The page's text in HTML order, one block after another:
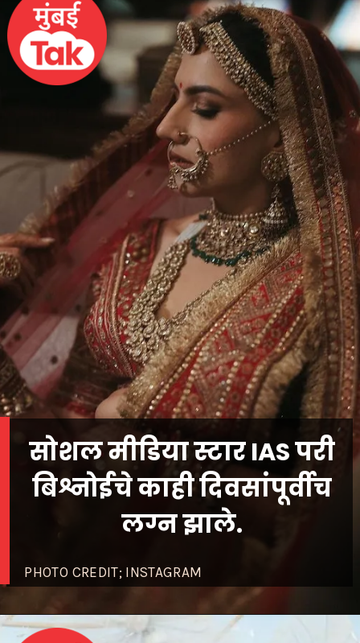
PHOTO CREDIT; INSTAGRAM
सोशल मीडिया स्टार IAS परी
बिश्नोईचे काही दिवसांपूर्वीच
लग्न झाले.